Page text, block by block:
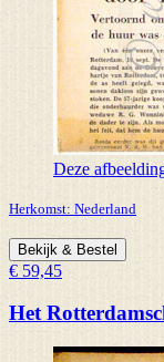
Deze
Herkomst: Nederland
Bekijk & Bestel
€ 59,45
Het